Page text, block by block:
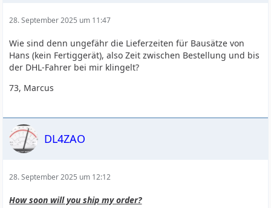
28. September 2025 um 11:47
Wie sind denn ungefähr die Lieferzeiten für Bausätze von
Hans (kein Fertiggerät), also Zeit zwischen Bestellung und bis
der DHL-Fahrer bei mir klingelt?
73, Marcus
DL4ZAO
28. September 2025 um 12:12
How soon will you ship my order?